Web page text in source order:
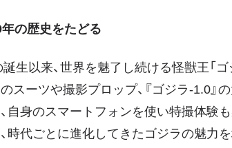
の歴史をたどる
生以来、世界を魅了し続ける怪獣王「
スーツや撮影プロップ、『ゴジラ-1.0』
自身のスマートフォンを使い特撮体験
時代ごとに進化してきたゴジラの魅力